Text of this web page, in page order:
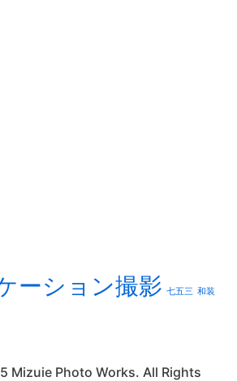
ーション撮影 七五三 和装
Mizuie Photo Works. All Rights